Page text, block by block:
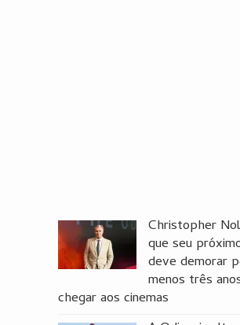
Christopher
que seu
deve demorar
menos três
chegar aos cinemas